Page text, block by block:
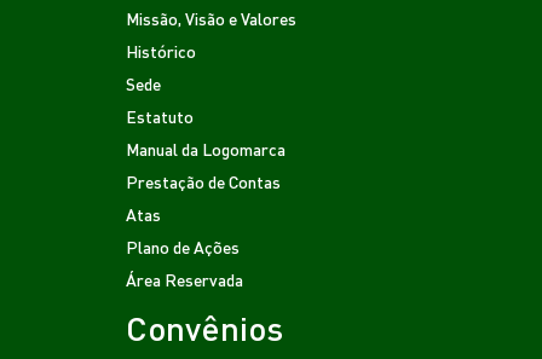
Missão, Visão e Valores
Histórico
Sede
Estatuto
Manual da Logomarca
Prestação de Contas
Atas
Plano de Ações
Área Reservada
Convênios